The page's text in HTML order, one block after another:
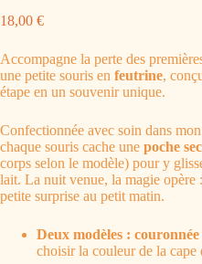
Foire aux
💌
🛒 Comment passer
te plaît, puis de l’ajouter
étapes de validation et
🛒
Comment savoir si
18,00 €
Accompagne la perte des
une petite souris en feutrine,
étape en un souvenir unique.
Confectionnée avec soin dans
chaque souris cache une poche
corps selon le modèle) pour y
lait. La nuit venue, la magie opère
petite surprise au petit matin.
Deux modèles : couronnée
choisir la couleur de la cape